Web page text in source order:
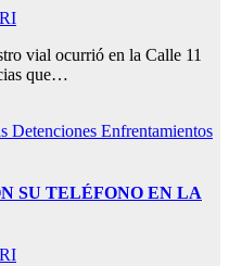
vial ocurrió en la Calle 11
que…
Detenciones Enfrentamientos
SU TELÉFONO EN LA